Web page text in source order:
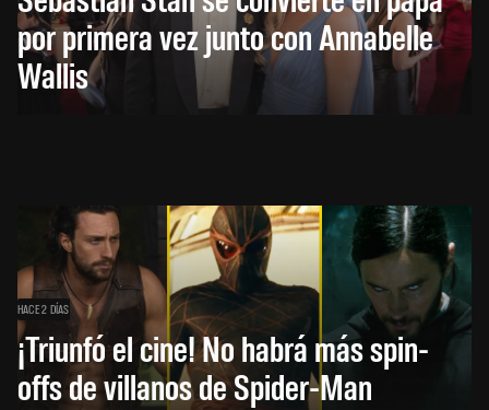
por primera vez junto con Annabelle
Wallis
HACE 2 DÍAS
¡Triunfó el cine! No habrá más spin-
offs de villanos de Spider-Man